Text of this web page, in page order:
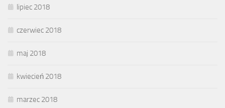
lipiec 2018
czerwiec 2018
maj 2018
kwiecień 2018
marzec 2018